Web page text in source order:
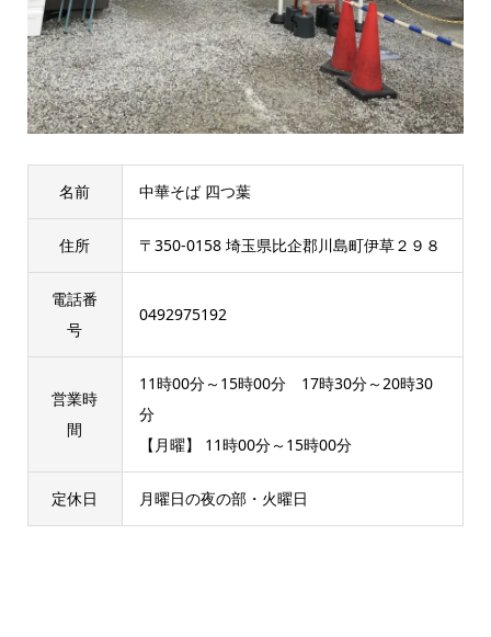
名前 中華そば 四つ葉
住所 〒350-0158 埼玉県比企郡川島町伊草２９８
電話番
号
0492975192
営業時
間
11時00分～15時00分 17時30分～20時30
分
【月曜】 11時00分～15時00分
定休日 月曜日の夜の部・火曜日